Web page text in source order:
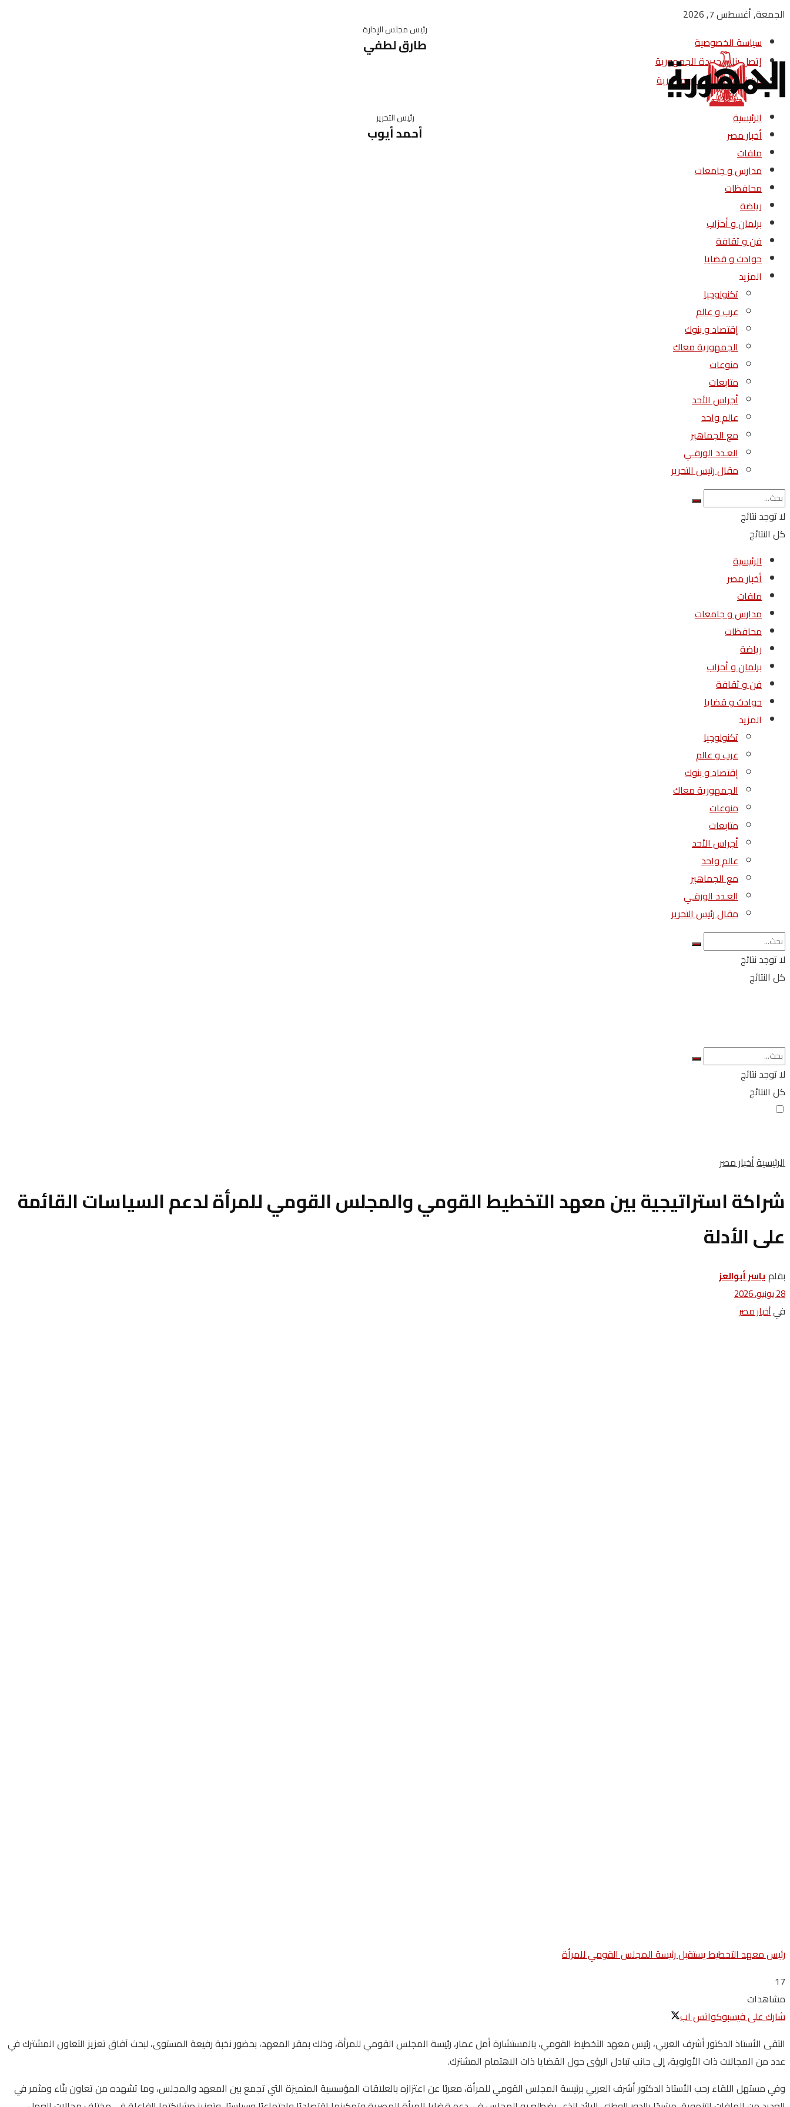
الجمعة, أغسطس 7, 2026
سياسة الخصوصية
إتصل بنا – جريدة الجمهورية
من نحن – جريدة الجمهورية
رئيس مجلس الإدارة
طارق لطفي
رئيس التحرير
أحمد أيوب
الرئيسية
أخبار مصر
ملفات
مدارس و جامعات
محافظات
رياضة
برلمان و أحزاب
فن و ثقافة
حوادث و قضايا
المزيد
تكنولوجيا
عرب و عالم
إقتصاد و بنوك
الجمهورية معاك
منوعات
متابعات
أجراس الأحد
عالم واحد
مع الجماهير
العـدد الورقـي
مقال رئيس التحرير
لا توجد نتائج
كل النتائج
الرئيسية
أخبار مصر
ملفات
مدارس و جامعات
محافظات
رياضة
برلمان و أحزاب
فن و ثقافة
حوادث و قضايا
المزيد
تكنولوجيا
عرب و عالم
إقتصاد و بنوك
الجمهورية معاك
منوعات
متابعات
أجراس الأحد
عالم واحد
مع الجماهير
العـدد الورقـي
مقال رئيس التحرير
لا توجد نتائج
كل النتائج
لا توجد نتائج
كل النتائج
الرئيسيةأخبار مصر
شراكة استراتيجية بين معهد التخطيط القومي والمجلس القومي للمرأة لدعم السياسات القائمة
على الأدلة
بقلمياسر أبوالعز
28 يونيو، 2026
فيأخبار مصر
رئيس معهد التخطيط يستقبل رئيسة المجلس القومي للمرأة
17
مشاهدات
شارك على فيسبوكواتس اب
التقى الأستاذ الدكتور أشرف العربي، رئيس معهد التخطيط القومي، بالمستشارة أمل عمار، رئيسة المجلس القومي للمرأة، وذلك بمقر المعهد، بحضور نخبة رفيعة المستوى، لبحث آفاق تعزيز التعاون المشترك في
عدد من المجالات ذات الأولوية، إلى جانب تبادل الرؤى حول القضايا ذات الاهتمام المشترك.
وفي مستهل اللقاء رحب الأستاذ الدكتور أشرف العربي برئيسة المجلس القومي للمرأة، معربًا عن اعتزازه بالعلاقات المؤسسية المتميزة التي تجمع بين المعهد والمجلس، وما تشهده من تعاون بنّاء ومثمر في